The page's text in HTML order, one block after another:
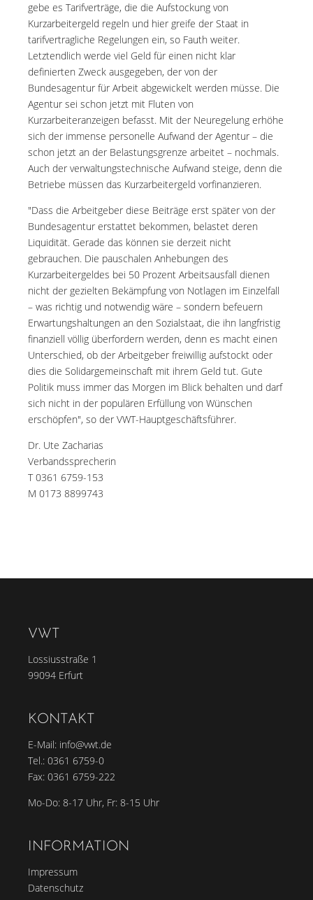
gebe es Tarifverträge, die die Aufstockung von
Kurzarbeitergeld regeln und hier greife der Staat in
tarifvertragliche Regelungen ein, so Fauth weiter.
Letztendlich werde viel Geld für einen nicht klar
definierten Zweck ausgegeben, der von der
Bundesagentur für Arbeit abgewickelt werden müsse. Die
Agentur sei schon jetzt mit Fluten von
Kurzarbeiteranzeigen befasst. Mit der Neuregelung erhöhe
sich der immense personelle Aufwand der Agentur – die
schon jetzt an der Belastungsgrenze arbeitet – nochmals.
Auch der verwaltungstechnische Aufwand steige, denn die
Betriebe müssen das Kurzarbeitergeld vorfinanzieren.
"Dass die Arbeitgeber diese Beiträge erst später von der
Bundesagentur erstattet bekommen, belastet deren
Liquidität. Gerade das können sie derzeit nicht
gebrauchen. Die pauschalen Anhebungen des
Kurzarbeitergeldes bei 50 Prozent Arbeitsausfall dienen
nicht der gezielten Bekämpfung von Notlagen im Einzelfall
– was richtig und notwendig wäre – sondern befeuern
Erwartungshaltungen an den Sozialstaat, die ihn langfristig
finanziell völlig überfordern werden, denn es macht einen
Unterschied, ob der Arbeitgeber freiwillig aufstockt oder
dies die Solidargemeinschaft mit ihrem Geld tut. Gute
Politik muss immer das Morgen im Blick behalten und darf
sich nicht in der populären Erfüllung von Wünschen
erschöpfen", so der VWT-Hauptgeschäftsführer.
Dr. Ute Zacharias
Verbandssprecherin
T 0361 6759-153
M 0173 8899743
VWT
Lossiusstraße 1
99094 Erfurt
KONTAKT
E-Mail: info@vwt.de
Tel.: 0361 6759-0
Fax: 0361 6759-222
Mo-Do: 8-17 Uhr, Fr: 8-15 Uhr
INFORMATION
Impressum
Datenschutz